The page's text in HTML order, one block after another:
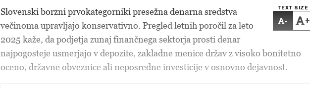
TEXT SIZE
- +
Slovenski borzni prvokategorniki presežna denarna sredstva
večinoma upravljajo konservativno. Pregled letnih poročil za leto
2025 kaže, da podjetja zunaj finančnega sektorja prosti denar
najpogosteje usmerjajo v depozite, zakladne menice držav z visoko bonitetno
oceno, državne obveznice ali neposredne investicije v osnovno dejavnost.